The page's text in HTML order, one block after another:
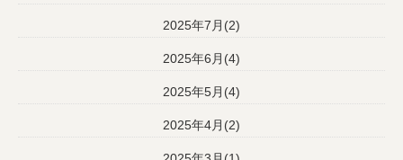
2025年7月(2)
2025年6月(4)
2025年5月(4)
2025年4月(2)